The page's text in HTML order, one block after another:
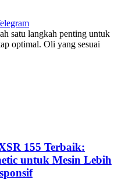
satu langkah penting untuk
optimal. Oli yang sesuai
155 Terbaik:
untuk Mesin Lebih